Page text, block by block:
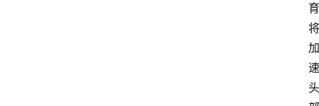
育
将
加
速
头